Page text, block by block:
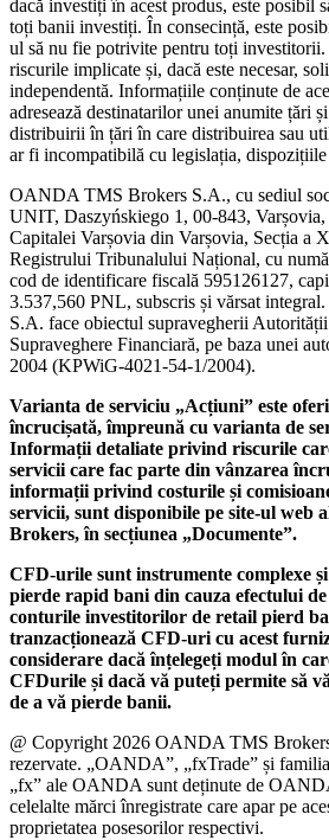
dacă investiți în acest produs, este posibil
toți banii investiți. În consecință, este
ul să nu fie potrivite pentru toți
riscurile implicate și, dacă este necesar,
independentă. Informațiile conținute de
adresează destinatarilor unei anumite țări
distribuirii în țări în care distribuirea sau
ar fi incompatibilă cu legislația,
OANDA TMS Brokers S.A., cu sediul
UNIT, Daszyńskiego 1, 00-843, Varșovia,
Capitalei Varșovia din Varșovia, Secția a
Registrului Tribunalului Național, cu
cod de identificare fiscală 595126127,
3.537,560 PNL, subscris și vărsat
S.A. face obiectul supravegherii
Supraveghere Financiară, pe baza unei
2004 (KPWiG-4021-54-1/2004).
Varianta de serviciu „Acțiuni” este
încrucișată, împreună cu varianta de
Informații detaliate privind riscurile
servicii care fac parte din vânzarea
informații privind costurile și
servicii, sunt disponibile pe site-ul web
Brokers, în secțiunea „Documente”.
CFD-urile sunt instrumente complexe
pierde rapid bani din cauza efectului
conturile investitorilor de retail pierd
tranzacționează CFD-uri cu acest
considerare dacă înțelegeți modul în
CFDurile și dacă vă puteți permite să
de a vă pierde banii.
@ Copyright 2026 OANDA TMS
rezervate. „OANDA”, „fxTrade” și
„fx” ale OANDA sunt deținute de
celelalte mărci înregistrate care apar pe
proprietatea posesorilor respectivi.